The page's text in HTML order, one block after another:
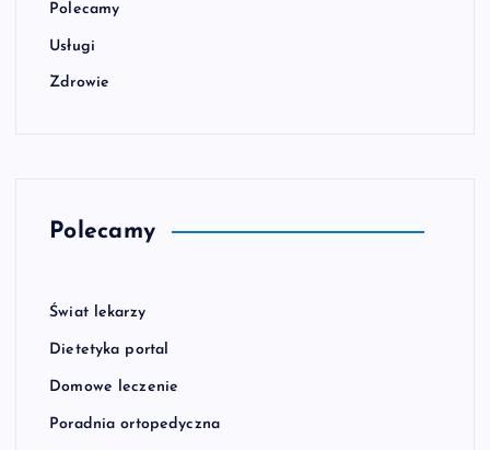
Polecamy
Usługi
Zdrowie
Polecamy
Świat lekarzy
Dietetyka portal
Domowe leczenie
Poradnia ortopedyczna